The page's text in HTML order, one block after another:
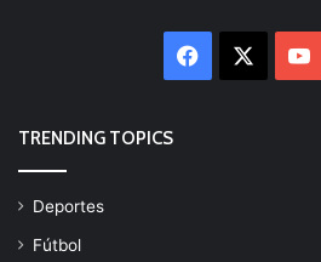
Facebook
TRENDING TOPICS
Deportes
Fútbol